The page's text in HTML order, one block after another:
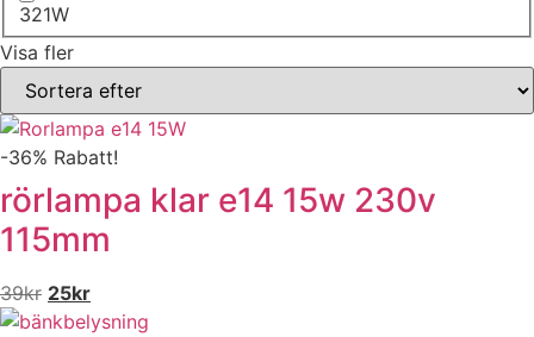
321W
Visa fler
-36% Rabatt!
rörlampa klar e14 15w 230v
115mm
39kr Det
ursprungliga
25krDet
nuvarande